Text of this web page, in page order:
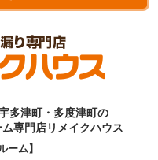
多津町・多度津町の
専門店リメイクハウス
ーム】